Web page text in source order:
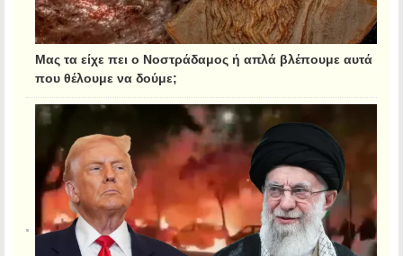
Μας τα είχε πει ο Νοστράδαμος ή απλά βλέπουμε αυτά
που θέλουμε να δούμε;